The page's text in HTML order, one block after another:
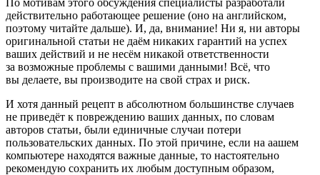
действительно работающее решение (оно на английском,
поэтому читайте дальше). И, да, внимание! Ни я, ни авторы
оригинальной статьи не даём никаких гарантий на успех
ваших действий и не несём никакой ответственности
за возможные проблемы с вашими данными! Всё, что
вы делаете, вы производите на свой страх и риск.
И хотя данный рецепт в абсолютном большинстве случаев
не приведёт к повреждению ваших данных, по словам
авторов статьи, были единичные случаи потери
пользовательских данных. По этой причине, если на аашем
компьютере находятся важные данные, то настоятельно
рекомендую сохранить их любым доступным образом,